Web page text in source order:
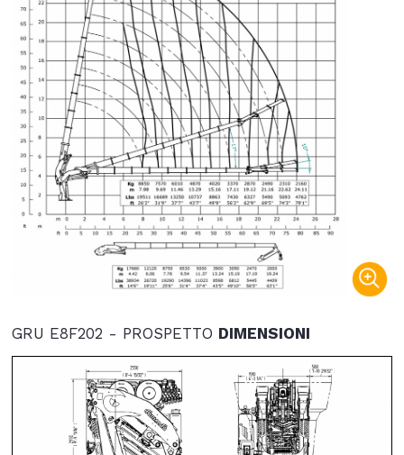
GRU E8F202 - PROSPETTO DIMENSIONI